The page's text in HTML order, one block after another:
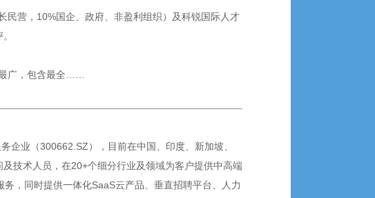
营，10%国企、政府、非盈利组织）及科锐国际人才
广，包含最全……
企业（300662.SZ），目前在中国、印度、新加坡、
技术人员，在20+个细分行业及领域为客户提供中高端
，同时提供一体化SaaS云产品、垂直招聘平台、人力